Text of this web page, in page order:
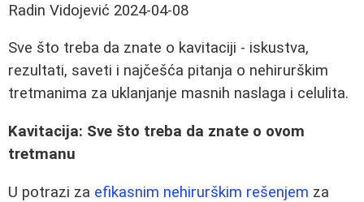
Radin Vidojević 2024-04-08
Sve što treba da znate o kavitaciji - iskustva,
rezultati, saveti i najčešća pitanja o nehirurškim
tretmanima za uklanjanje masnih naslaga i celulita.
Kavitacija: Sve što treba da znate o ovom
tretmanu
U potrazi za efikasnim nehirurškim rešenjem za